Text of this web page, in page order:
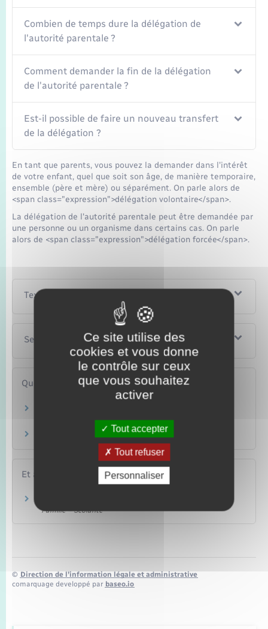
Combien de temps dure la délégation de
l'autorité parentale ?
Comment demander la fin de la délégation
de l'autorité parentale ?
Est-il possible de faire un nouveau transfert
de la délégation ?
En tant que parents, vous pouvez la demander dans l'intérêt
de votre enfant, quel que soit son âge, de manière temporaire,
ensemble (père et mère) ou séparément. On parle alors de
<span class="expression">délégation volontaire</span>.
La délégation de l'autorité parentale peut être demandée par
une personne ou un organisme dans certains cas. On parle
alors de <span class="expression">délégation forcée</span>.
Textes de référence
Services en ligne et formulaires
Questions ? Réponses !
conséquences sur l'autorité parentale ?
Qu'est-ce que le parrainage de proximité ?
Et aussi
Famille – Scolarité
© Direction de l’information légale et administrative
comarquage developpé par baseo.io
Ce site utilise des
cookies et vous donne
le contrôle sur ceux
que vous souhaitez
activer
Tout accepter
Tout refuser
Personnaliser